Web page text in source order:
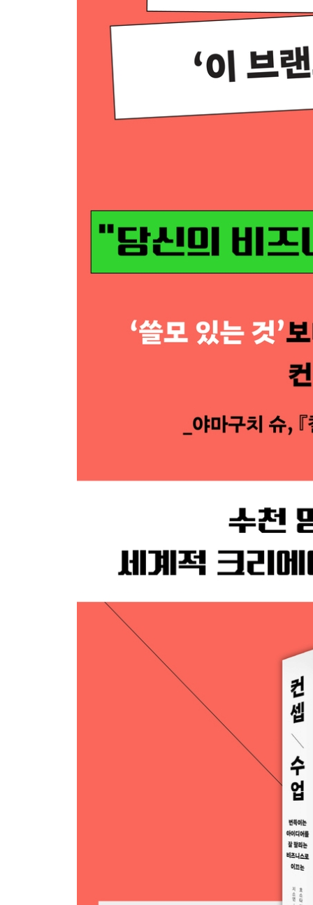
4장. 미래 관점으로 바라보기 | ‘비전형’ 스토리 설계
4-1 비전형 스토리의 뼈대
4-2 미션 | 과거를 되돌아본다
4-3 비전 | 미래를 내다본다
5장 컨셉을 ‘한 문장’으로 쓰기
5-1 한 문장으로 만드는 방법
5-2 [실전편] 한 문장 만들기
6-1 제품?서비스 컨셉 개발
참고 문헌